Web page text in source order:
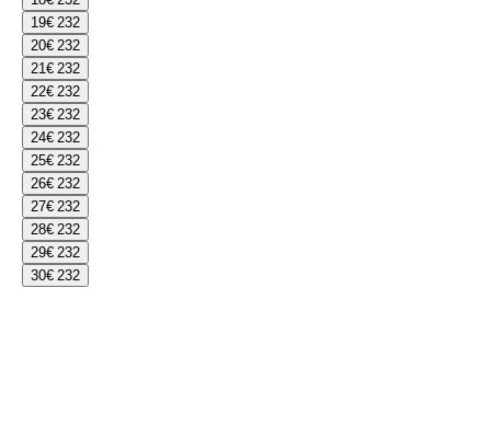
19€ 232
20€ 232
21€ 232
22€ 232
23€ 232
24€ 232
25€ 232
26€ 232
27€ 232
28€ 232
29€ 232
30€ 232